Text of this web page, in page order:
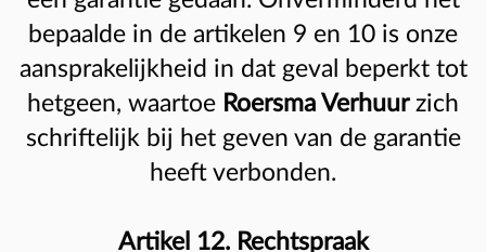
bepaalde in de artikelen 9 en 10 is onze
aansprakelijkheid in dat geval beperkt tot
hetgeen, waartoe Roersma Verhuurzich
schriftelijk bij het geven van de garantie
heeft verbonden.
Artikel 12. Rechtspraak